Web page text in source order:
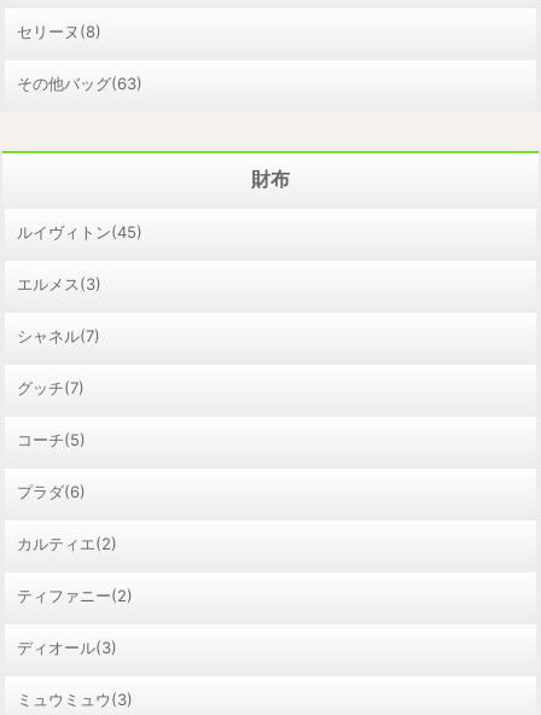
セリーヌ(8)
その他バッグ(63)
財布
ルイヴィトン(45)
エルメス(3)
シャネル(7)
グッチ(7)
コーチ(5)
プラダ(6)
カルティエ(2)
ティファニー(2)
ディオール(3)
ミュウミュウ(3)